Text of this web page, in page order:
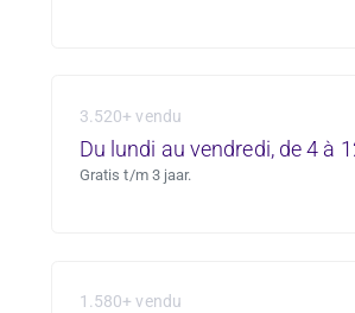
3.520+ vendu
Du lundi au vendredi, de 4 à
Gratis t/m 3 jaar.
1.580+ vendu